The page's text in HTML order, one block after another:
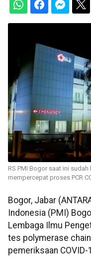
RS PMI Bogor saat ini
mempercepat proses PCR
Bogor, Jabar
Indonesia (PMI)
Lembaga Ilmu
tes polymerase
pemeriksaan